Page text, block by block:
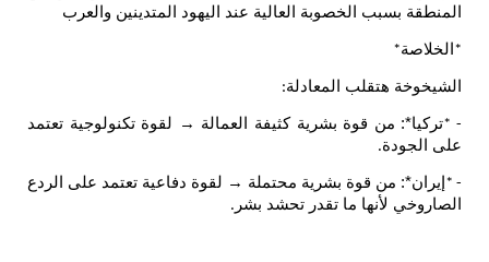
العالية عند اليهود المتدينين والعرب
المعادلة:
قوة بشرية كثيفة العمالة → لقوة تكنولوجية تعتمد
قوة بشرية محتملة → لقوة دفاعية تعتمد على الردع
ما تقدر تحشد بشر.